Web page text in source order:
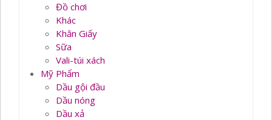
Đồ chơi
Khác
Khăn Giấy
Sữa
Vali-túi xách
Mỹ Phẩm
Dầu gội đầu
Dầu nóng
Dầu xả